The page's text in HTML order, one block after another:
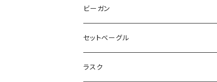
ビーガン
セットベーグル
ラスク